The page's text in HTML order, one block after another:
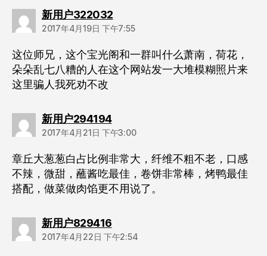
新用户322032说：
2017年4月19日 下午7:55
这位师兄，这个宝光阁和一群叫什么萧南，荷花，
朵朵乱七八糟的人在这个网站发一大堆模糊照片来
这里骗人我死劝不改
新用户294194说：
2017年4月21日 下午3:00
章丘大葱葱白占比例非常大，纤维不粗不老，口感
不辣，微甜，蘸酱吃最佳，卷饼非常棒，烤鸭最佳
搭配，做菜做肉馅更不用说了。
新用户829416说：
2017年4月22日 下午2:54